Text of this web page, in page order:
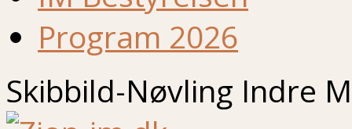
Program 2026
Skibbild-Nøvling Indre